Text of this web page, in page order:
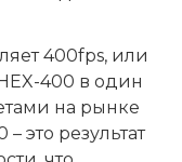
400fps, или
400 в один
на рынке
это результат